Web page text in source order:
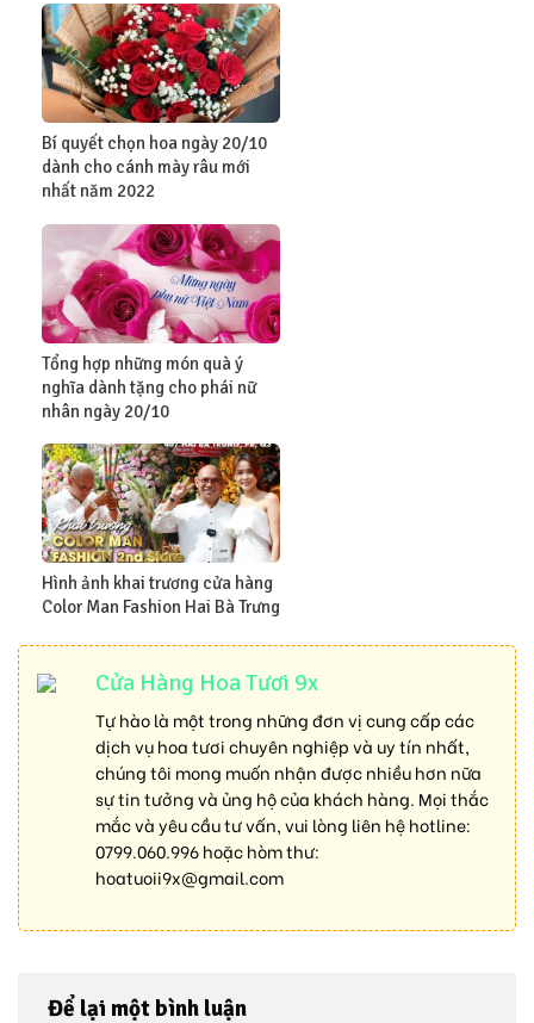
Bí quyết chọn hoa ngày 20/10
dành cho cánh mày râu mới
nhất năm 2022
Tổng hợp những món quà ý
nghĩa dành tặng cho phái nữ
nhân ngày 20/10
Hình ảnh khai trương cửa hàng
Color Man Fashion Hai Bà Trưng
Cửa Hàng Hoa Tươi 9x
Tự hào là một trong những đơn vị cung cấp các
dịch vụ hoa tươi chuyên nghiệp và uy tín nhất,
chúng tôi mong muốn nhận được nhiều hơn nữa
sự tin tưởng và ủng hộ của khách hàng. Mọi thắc
mắc và yêu cầu tư vấn, vui lòng liên hệ hotline:
0799.060.996hoặc hòm thư:
hoatuoii9x@gmail.com
Để lại một bình luận